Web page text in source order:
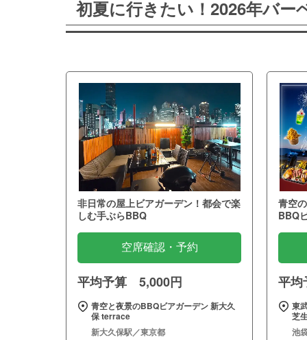
初夏に行きたい！2026年バー
非日常の屋上ビアガーデン！都会で楽
しむ手ぶらBBQ
空席確認・予約
平均予算 5,000円
青空と夜景のBBQビアガーデン 新大久
保 terrace
新大久保駅／東京都
青空
BBQ
平
東
芝
池